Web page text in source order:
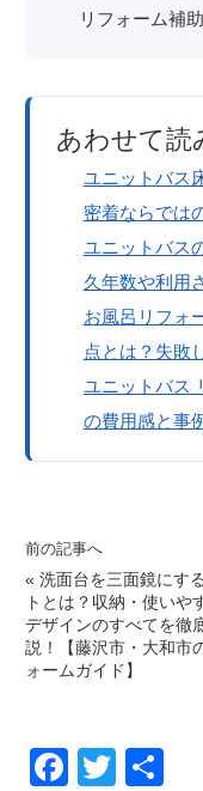
リフォーム補
あわせて読
ユニットバス
密着ならでは
ユニットバス
久年数や利用
お風呂リフォ
点とは？失敗
ユニットバス
の費用感と事
前の記事へ
« 洗面台を三面鏡にす
トとは？収納・使いや
デザインのすべてを徹
説！【藤沢市・大和市
ォームガイド】
F
T